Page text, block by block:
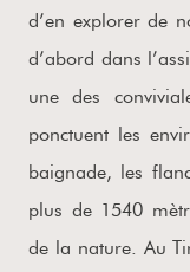
d’en explorer de
d’abord dans
une des
ponctuent les
baignade, les
plus de 1540
de la nature. Au